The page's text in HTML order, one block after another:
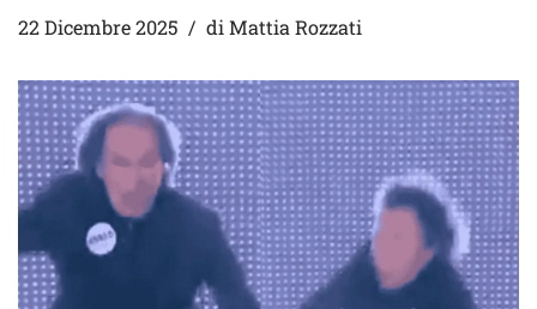
22 Dicembre 2025 di Mattia Rozzati